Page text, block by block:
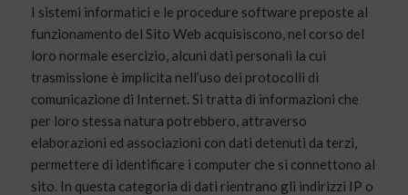
I sistemi informatici e le procedure software preposte al
funzionamento del Sito Web acquisiscono, nel corso del
loro normale esercizio, alcuni dati personali la cui
trasmissione è implicita nell’uso dei protocolli di
comunicazione di Internet. Si tratta di informazioni che
per loro stessa natura potrebbero, attraverso
elaborazioni ed associazioni con dati detenuti da terzi,
permettere di identificare i computer che si connettono al
sito. In questa categoria di dati rientrano gli indirizzi IP o